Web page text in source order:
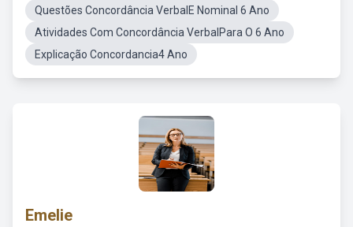
Questões Concordância VerbalE Nominal 6 Ano
Atividades Com Concordância VerbalPara O 6 Ano
Explicação Concordancia4 Ano
Emelie